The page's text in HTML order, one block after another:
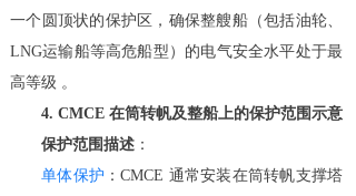
一个圆顶状的保护区，确保整艘船（包括油轮、
LNG运输船等高危船型）的电气安全水平处于最
高等级 。
4. CMCE 在筒转帆及整船上的保护范围示意
保护范围描述 ：
单体保护 ：CMCE 通常安装在筒转帆支撑塔